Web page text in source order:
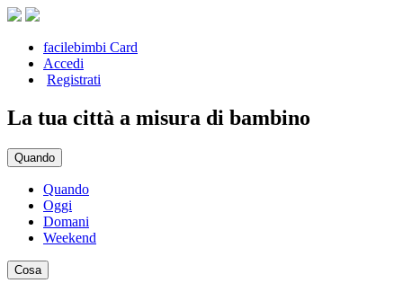
facilebimbi Card
Accedi
Registrati
La tua città a misura di bambino
Quando
Quando
Oggi
Domani
Weekend
Cosa